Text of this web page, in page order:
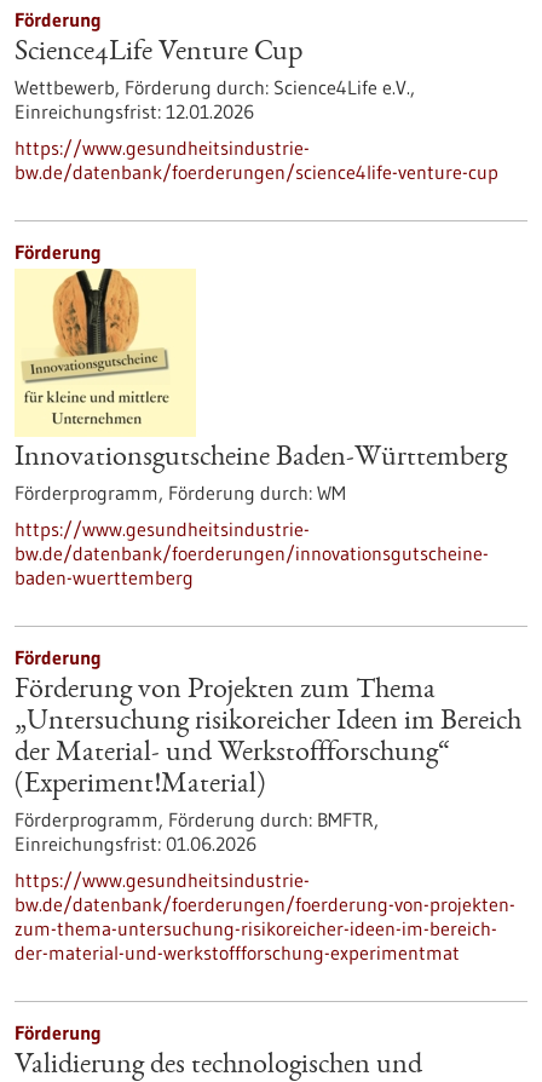
Förderung
Science4Life Venture Cup
Wettbewerb, Förderung durch: Science4Life e.V.,
Einreichungsfrist: 12.01.2026
https://www.gesundheitsindustrie-
bw.de/datenbank/foerderungen/science4life-venture-cup
Förderung
Innovationsgutscheine Baden-Württemberg
Förderprogramm, Förderung durch: WM
https://www.gesundheitsindustrie-
bw.de/datenbank/foerderungen/innovationsgutscheine-
baden-wuerttemberg
Förderung
Förderung von Projekten zum Thema
„Untersuchung risikoreicher Ideen im Bereich
der Material- und Werkstoffforschung“
(Experiment!Material)
Förderprogramm, Förderung durch: BMFTR,
Einreichungsfrist: 01.06.2026
https://www.gesundheitsindustrie-
bw.de/datenbank/foerderungen/foerderung-von-projekten-
zum-thema-untersuchung-risikoreicher-ideen-im-bereich-
der-material-und-werkstoffforschung-experimentmat
Förderung
Validierung des technologischen und